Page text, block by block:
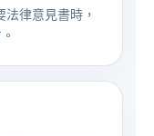
律意見書時，